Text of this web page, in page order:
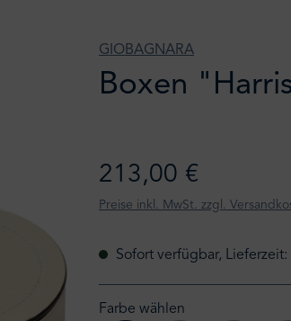
GIOBAGNARA
Boxen
213,00 €
Preise inkl. MwSt. zzgl.
Sofort verfügbar,
Farbe wählen